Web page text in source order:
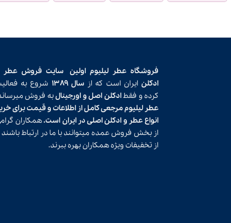
فروشگاه عطر لیلیوم اولین
سایت فروش عطر
ادکلنایران است که از سال ۱۳۸۹
شروع به
کرده و فقطادکلن اصل و اورجینالبه فروش
عطر لیلیوم مرجعی کامل از اطلاعات و قیمت برای
انواع عطر و ادکلن اصلی در ایران است.همکاران
از بخش فروش عمده میتوانند با ما در ارتباط
از تخفیفات ویژه همکاران بهره ببرند.